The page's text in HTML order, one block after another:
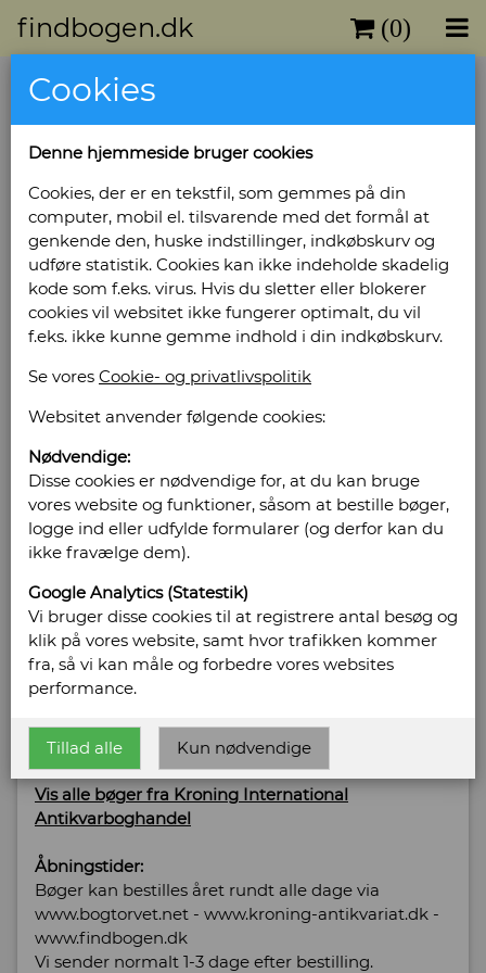
findbogen.dk (0)
Hardsyssels Aarbog 1982
Forlag: Historisk Samfund - Ringkøbing Amt -
Udgivet år: 1982 - Antal bind: 1 - Antal sider: 155
- Indbinding: Hæftet - Tilstand: Pænt
eksemplar -
Bog ID: 3843
Illustreret
Pris: Kr. 50,00
Læg i kurv
Sælges af: Kroning
International
Antikvarboghandel
Solvej 2, Søndervig
6950 Søndervig
Telefonnr: 24 25 91 03
CVR/SE: 40349154
Hjemmeside:
http://www.kroning-antikvariat.dk
Email: post@kroning-antikvariat.dk
Vis alle bøger fra Kroning International
Antikvarboghandel
Åbningstider:
Bøger kan bestilles året rundt alle dage via
www.bogtorvet.net - www.kroning-antikvariat.dk -
www.findbogen.dk
Vi sender normalt 1-3 dage efter bestilling.
Cookies
Denne hjemmeside bruger cookies
Cookies, der er en tekstfil, som gemmes på din
computer, mobil el. tilsvarende med det formål at
genkende den, huske indstillinger, indkøbskurv og
udføre statistik. Cookies kan ikke indeholde skadelig
kode som f.eks. virus. Hvis du sletter eller blokerer
cookies vil websitet ikke fungerer optimalt, du vil
f.eks. ikke kunne gemme indhold i din indkøbskurv.
Se vores Cookie- og privatlivspolitik
Websitet anvender følgende cookies:
Nødvendige:
Disse cookies er nødvendige for, at du kan bruge
vores website og funktioner, såsom at bestille bøger,
logge ind eller udfylde formularer (og derfor kan du
ikke fravælge dem).
Google Analytics (Statestik)
Vi bruger disse cookies til at registrere antal besøg og
klik på vores website, samt hvor trafikken kommer
fra, så vi kan måle og forbedre vores websites
performance.
Tillad alle Kun nødvendige